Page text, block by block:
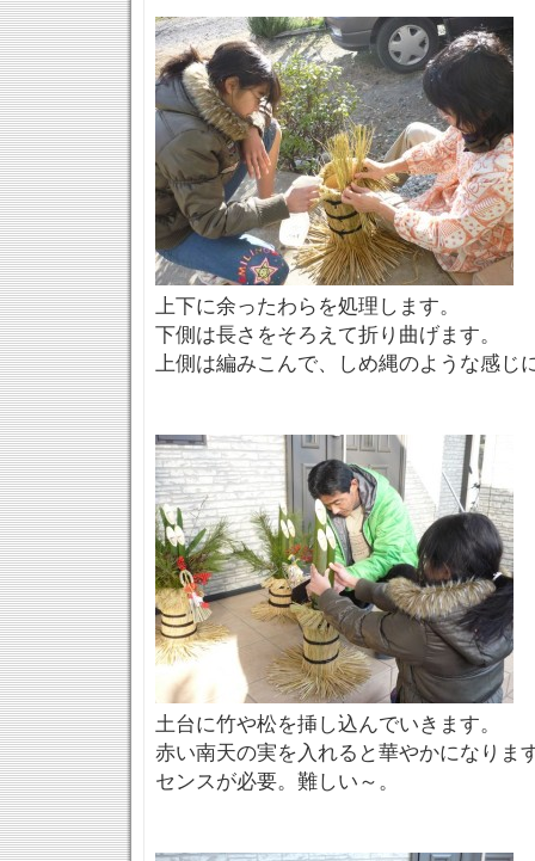
上下に余ったわらを処理します。
下側は長さをそろえて折り曲げます。
上側は編みこんで、しめ縄のような感じ
土台に竹や松を挿し込んでいきます。
赤い南天の実を入れると華やかになりま
センスが必要。難しい～。